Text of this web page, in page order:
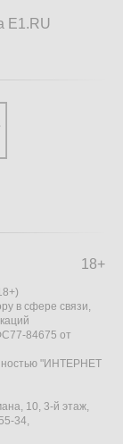
E1.RU
18+
в сфере связи,
84675 от
"ИНТЕРНЕТ
10, 3-й этаж,
34,